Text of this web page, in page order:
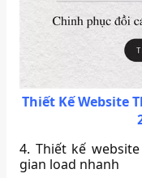
Thiết Kế Website
4. Thiết kế
gian load nhanh